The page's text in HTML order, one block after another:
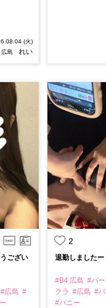
(火)
島
れい
ござい
#広島 #
2
退勤しました
#B4 広島 #バー
クラ #広島 #
#バニー